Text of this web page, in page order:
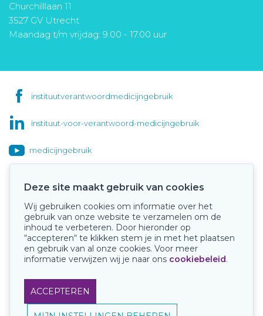
Churchilllaan 11
3527 GV Utrecht
Maandag t/m vrijdag: 9.00 - 17.00 uur
instituutverantwoordmedicijngebruik
instituut-voor-verantwoord-medicijngebruik
medicijngebruik
Onze keurmerken
Deze site maakt gebruik van cookies
Wij gebruiken cookies om informatie over het
gebruik van onze website te verzamelen om de
inhoud te verbeteren. Door hieronder op
“accepteren“ te klikken stem je in met het plaatsen
en gebruik van al onze cookies. Voor meer
informatie verwijzen wij je naar ons cookiebeleid.
ACCEPTEREN